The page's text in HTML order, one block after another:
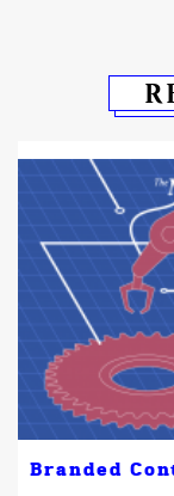
Branded